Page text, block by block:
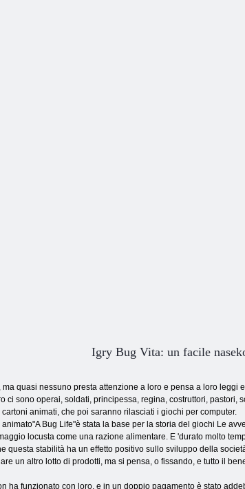
Igry Bug Vita: un facile
ma quasi nessuno presta attenzione a loro e pensa a loro
ci sono operai, soldati, principessa, regina, costruttori, pastori,
animati, che poi saranno rilasciati i giochi per computer.
Bug Life"è stata la base per la storia del giochi Le
locusta come una razione alimentare. E 'durato molto
questa stabilità ha un effetto positivo sullo sviluppo della
un altro lotto di prodotti, ma si pensa, o fissando, e tutto il
ha funzionato con loro, e in un doppio pagamento è stato